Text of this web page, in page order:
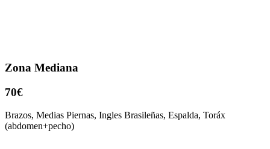
Zona Mediana
70€
Brazos, Medias Piernas, Ingles Brasileñas, Espalda, Toráx
(abdomen+pecho)